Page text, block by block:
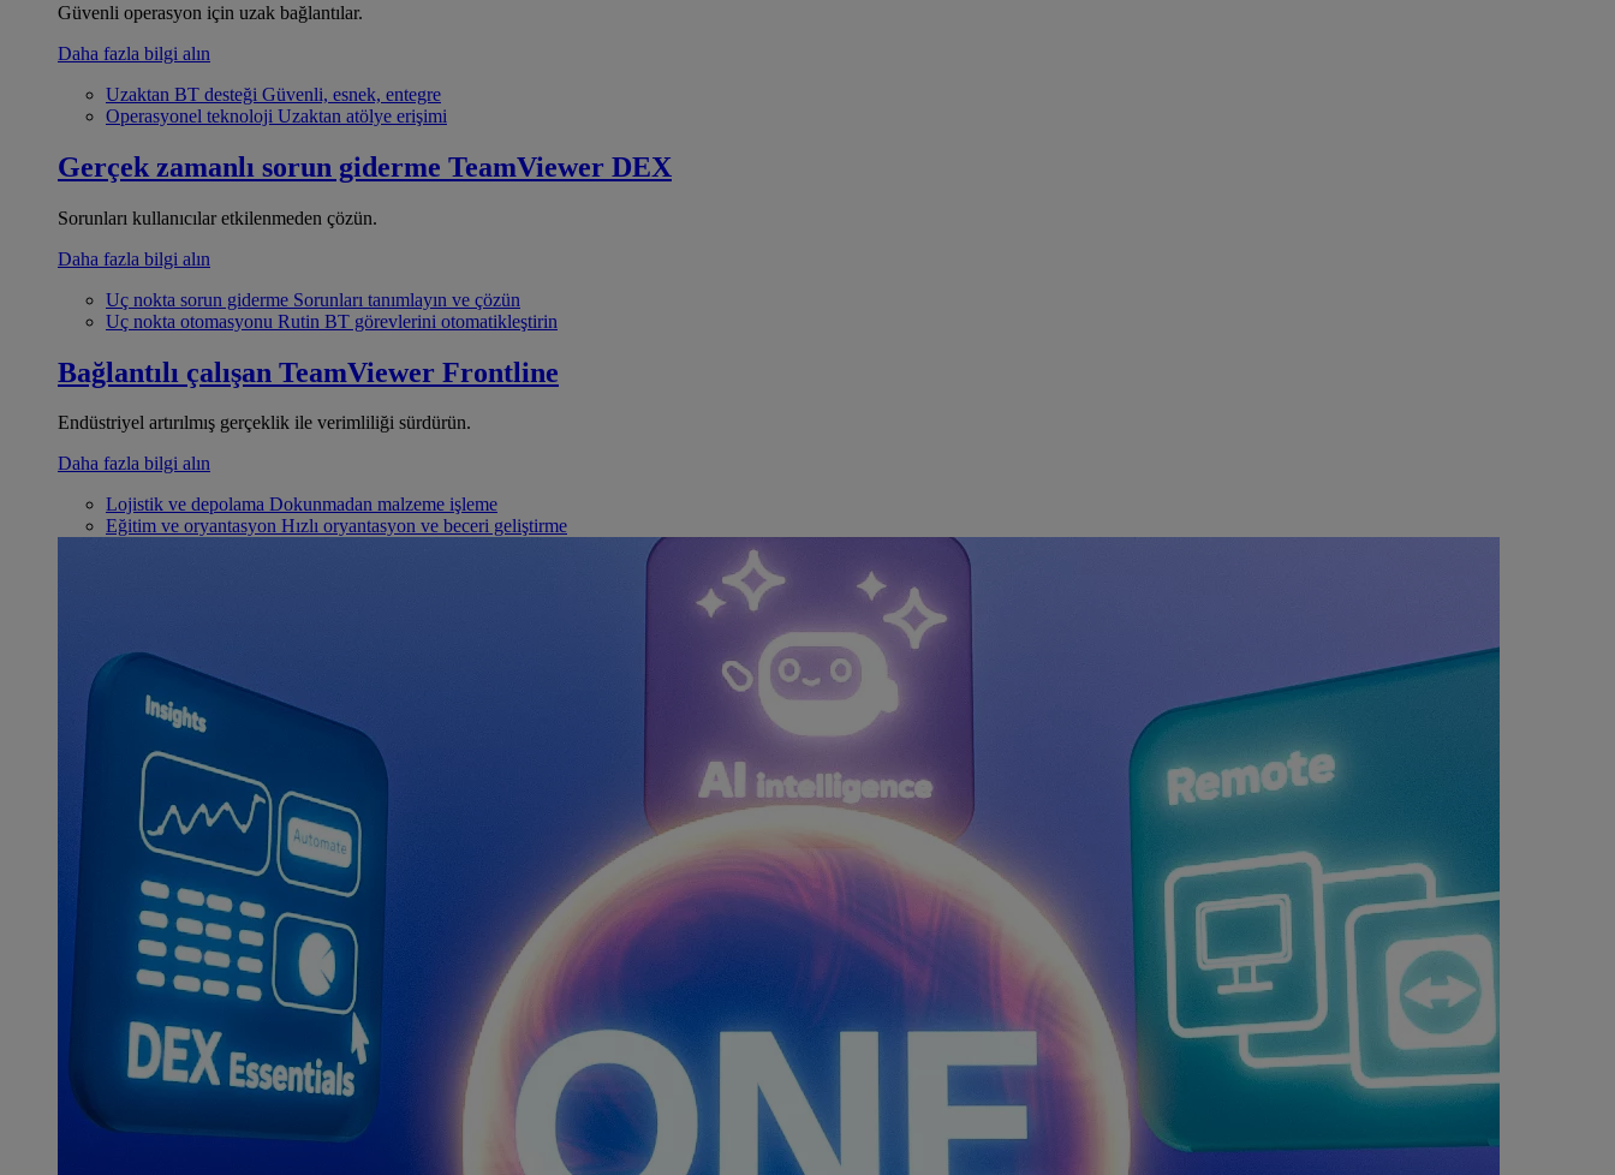
Güvenli operasyon için uzak bağlantılar.
Daha fazla bilgi alın
Uzaktan BT desteği Güvenli, esnek, entegre
Operasyonel teknoloji Uzaktan atölye erişimi
Gerçek zamanlı sorun giderme TeamViewer DEX
Sorunları kullanıcılar etkilenmeden çözün.
Daha fazla bilgi alın
Uç nokta sorun giderme Sorunları tanımlayın ve çözün
Uç nokta otomasyonu Rutin BT görevlerini otomatikleştirin
Bağlantılı çalışan TeamViewer Frontline
Endüstriyel artırılmış gerçeklik ile verimliliği sürdürün.
Daha fazla bilgi alın
Lojistik ve depolama Dokunmadan malzeme işleme
Eğitim ve oryantasyon Hızlı oryantasyon ve beceri geliştirme